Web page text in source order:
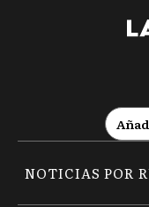
NOTICIAS POR